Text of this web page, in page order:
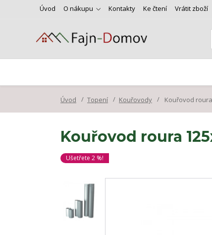
Úvod O nákupu Kontakty Ke čtení Vrátit zboží
Úvod Topení Kouřovody Kouřovod
Kouřovod roura
Ušetřete 2 %!